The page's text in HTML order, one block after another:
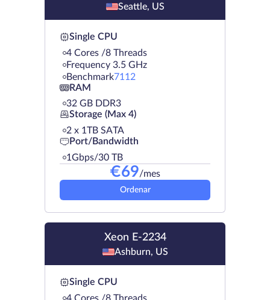
Seattle, US
Single CPU
4 Cores /8 Threads
Frequency 3.5 GHz
Benchmark7112
RAM
32 GB DDR3
Storage (Max 4)
2 х 1TB SATA
Port/Bandwidth
1Gbps/30 TB
€69/mes
Ordenar
Xeon E-2234
Ashburn, US
Single CPU